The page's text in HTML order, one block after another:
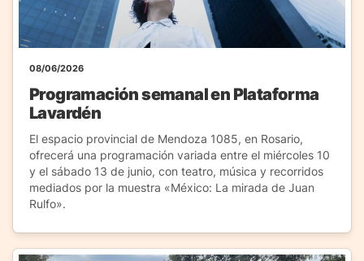
08/06/2026
Programación semanal en Plataforma
Lavardén
El espacio provincial de Mendoza 1085, en Rosario,
ofrecerá una programación variada entre el miércoles 10
y el sábado 13 de junio, con teatro, música y recorridos
mediados por la muestra «México: La mirada de Juan
Rulfo».